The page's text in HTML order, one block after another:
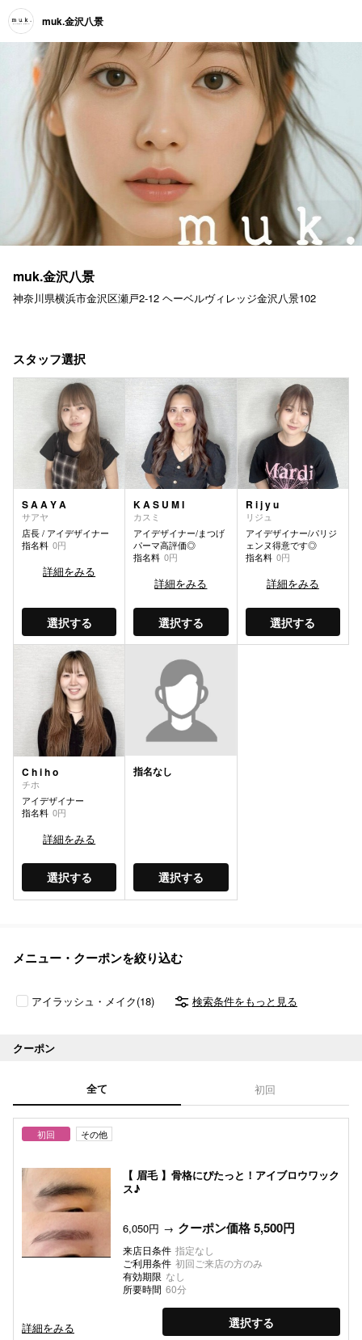
muk.金沢八景
muk.金沢八景
神奈川県横浜市金沢区瀬戸2-12 ヘーベルヴィレッジ金沢八景102
スタッフ選択
S A A Y A
サアヤ
店長 / アイデザイナー
指名料 0円
詳細をみる
選択する
K A S U M I
カスミ
アイデザイナー/まつげ
パーマ高評価◎
指名料 0円
詳細をみる
選択する
R i j y u
リジュ
アイデザイナー/パリジ
ェンヌ得意です◎
指名料 0円
詳細をみる
選択する
C h i h o
チホ
アイデザイナー
指名料 0円
詳細をみる
選択する
指名なし
選択する
メニュー・クーポンを絞り込む
アイラッシュ・メイク(18) 検索条件をもっと見る
クーポン
全て 初回
初回 その他
【 眉毛 】骨格にぴたっと！アイブロウワック
ス♪
6,050円 クーポン価格 5,500円
来店日条件 指定なし
ご利用条件 初回ご来店の方のみ
有効期限 なし
所要時間 60分
詳細をみる 選択する